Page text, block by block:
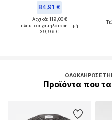
84,91 €
Αρχικά: 119,00 €
Τελευταία χαμηλότερη τιμή:
39,96 €
ΟΛΟΚΛΉΡΩΣΕ
Προϊόντα που